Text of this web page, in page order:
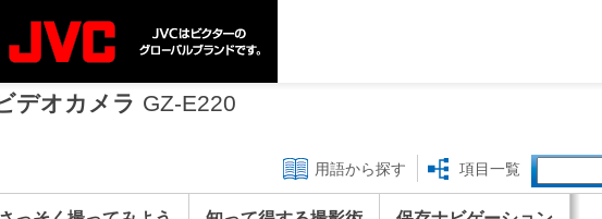
デオカメラ GZ-E220
項目一覧
用語から探す